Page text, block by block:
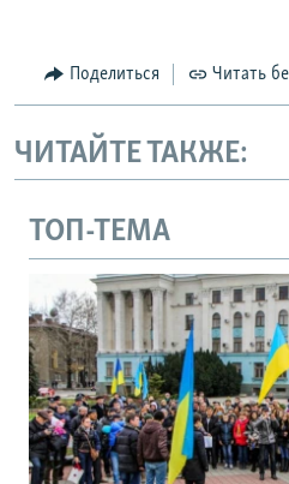
Поделиться Читать
ЧИТАЙТЕ ТАКЖЕ:
ТОП-ТЕМА